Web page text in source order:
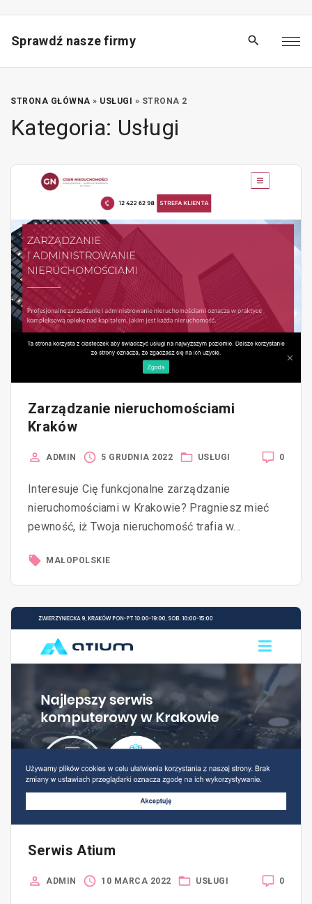
p
Sprawdź nasze firmy
STRONA GŁÓWNA » USŁUGI » STRONA 2
Kategoria: Usługi
Zarządzanie nieruchomościami
Kraków
0
ADMIN 5 GRUDNIA 2022 USŁUGI
Interesuje Cię funkcjonalne zarządzanie
nieruchomościami w Krakowie? Pragniesz mieć
pewność, iż Twoja nieruchomość trafia w…
MAŁOPOLSKIE
Serwis Atium
0
ADMIN 10 MARCA 2022 USŁUGI